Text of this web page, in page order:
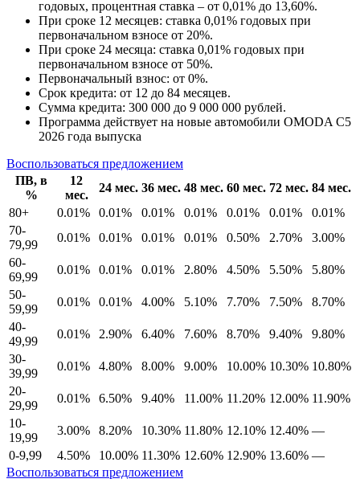
годовых, процентная ставка – от 0,01% до 13,60%.
При сроке 12 месяцев: ставка 0,01% годовых при
первоначальном взносе от 20%.
При сроке 24 месяца: ставка 0,01% годовых при
первоначальном взносе от 50%.
Первоначальный взнос: от 0%.
Срок кредита: от 12 до 84 месяцев.
Сумма кредита: 300 000 до 9 000 000 рублей.
Программа действует на новые автомобили OMODA C5
2026 года выпуска
Воспользоваться предложением
ПВ, в
%
12
мес.
24 мес. 36 мес. 48 мес. 60 мес. 72 мес. 84 мес.
80+
0.01% 0.01% 0.01% 0.01% 0.01% 0.01%
0.01%
70-
79,99
0.01% 0.01% 0.01% 0.01% 0.50% 2.70%
3.00%
60-
69,99
0.01% 0.01% 0.01% 2.80% 4.50% 5.50%
5.80%
50-
59,99
0.01% 0.01% 4.00% 5.10% 7.70% 7.50%
8.70%
40-
49,99
0.01% 2.90% 6.40% 7.60% 8.70% 9.40%
9.80%
30-
39,99
0.01% 4.80% 8.00% 9.00% 10.00% 10.30% 10.80%
20-
29,99
0.01% 6.50% 9.40% 11.00% 11.20% 12.00% 11.90%
10-
19,99
3.00% 8.20% 10.30% 11.80% 12.10% 12.40% —
0-9,99
4.50% 10.00% 11.30% 12.60% 12.90% 13.60% —
Воспользоваться предложением